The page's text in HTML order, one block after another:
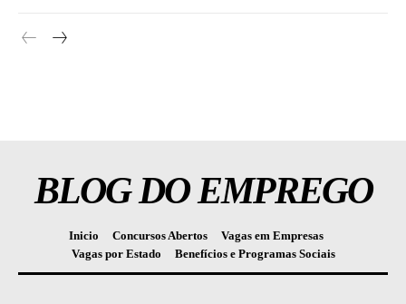
BLOG DO EMPREGO
Inicio Concursos Abertos
Vagas em Empresas
Vagas por Estado
Benefícios e Programas Sociais